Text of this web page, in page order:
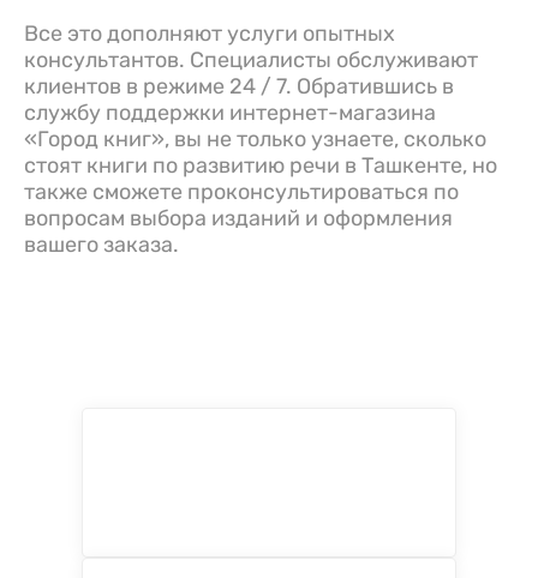
Все это дополняют услуги опытных
консультантов. Специалисты обслуживают
клиентов в режиме 24 / 7. Обратившись в
службу поддержки интернет-магазина
«Город книг», вы не только узнаете, сколько
стоят книги по развитию речи в Ташкенте, но
также сможете проконсультироваться по
вопросам выбора изданий и оформления
вашего заказа.